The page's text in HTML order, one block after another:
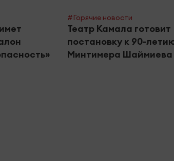
#Горячие новости
Театр Камала готовит
постановку к 90-
Минтимера Шаймиева